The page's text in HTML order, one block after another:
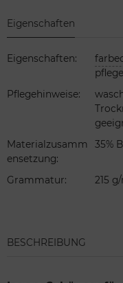
Eigenschaften
Eigenschaften:
Pflegehinweise:
Materialzusamm
ensetzung:
35%
Grammatur: 215
BESCHREIBUNG